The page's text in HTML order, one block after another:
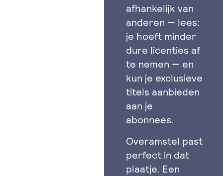
afhankelijk van
anderen — lees:
je hoeft minder
dure licenties af
te nemen — en
kun je exclusieve
titels aanbieden
aan je
abonnees.
Overamstel past
perfect in dat
plaatje. Een